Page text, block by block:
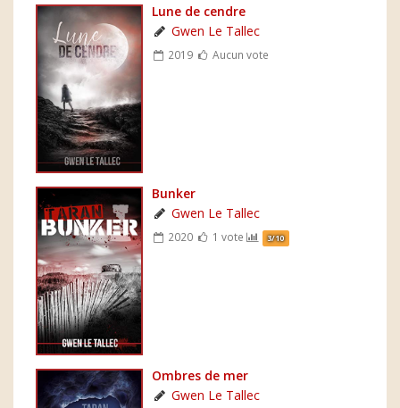
Lune de cendre
Gwen Le Tallec
2019 Aucun vote
Bunker
Gwen Le Tallec
2020 1 vote 3/10
Ombres de mer
Gwen Le Tallec